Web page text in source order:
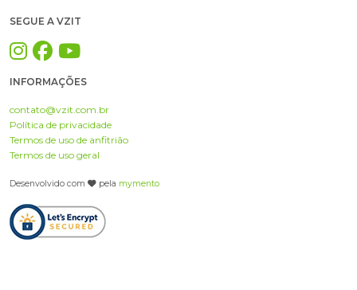
SEGUE A VZIT
INFORMAÇÕES
contato@vzit.com.br
Política de privacidade
Termos de uso de anfitrião
Termos de uso geral
Desenvolvido com pela mymento